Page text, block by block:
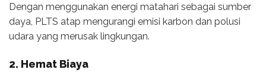
Dengan menggunakan energi matahari sebagai sumber
daya, PLTS atap mengurangi emisi karbon dan polusi
udara yang merusak lingkungan.
2. Hemat Biaya